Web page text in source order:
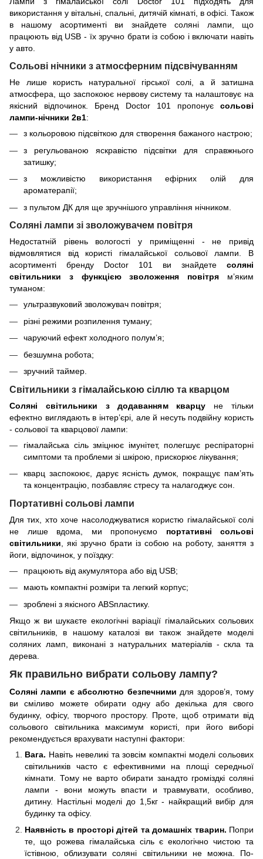
використання у вітальні, спальні, дитячій кімнаті, в офісі. Також
в нашому асортименті ви знайдете соляні лампи, що
працюють від USB - їх зручно брати із собою і включати навіть
у авто.
Сольові нічники з атмосферним підсвічуванням
Не лише користь натуральної гірської солі, а й затишна
атмосфера, що заспокоює нервову систему та налаштовує на
якісний відпочинок. Бренд Doctor101 пропонує сольові
лампи-нічники 2в1:
з кольоровою підсвіткою для створення бажаного настрою;
з регульованою яскравістю підсвітки для справжнього
затишку;
з можливістю використання ефірних олій для
ароматерапії;
з пультом ДК для ще зручнішого управління нічником.
Соляні лампи зі зволожувачем повітря
Недостатній рівень вологості у приміщенні - не привід
відмовлятися від користі гімалайської сольової лампи. В
асортименті бренду Doctor 101 ви знайдете соляні
світильники з функцією зволоження
повітря м’яким
туманом:
ультразвуковий зволожувач повітря;
різні режими розпилення туману;
чаруючий ефект холодного полум’я;
безшумна робота;
зручний таймер.
Світильники з гімалайською сіллю та кварцом
Соляні світильники з додаванням кварцу не тільки
ефектно виглядають в інтер’єрі, але й несуть подвійну користь
- сольової та кварцової лампи:
гімалайська сіль зміцнює імунітет, полегшує респіраторні
симптоми та проблеми зі шкірою, прискорює лікування;
кварц заспокоює, дарує ясність думок, покращує пам’ять
та концентрацію, позбавляє стресу та налагоджує сон.
Портативні сольові лампи
Для тих, хто хоче насолоджуватися користю гімалайської солі
не лише вдома, ми пропонуємо портативні сольові
світильники , які зручно брати із собою на роботу, заняття з
йоги, відпочинок, у поїздку:
працюють від акумулятора або від USB;
мають компактні розміри та легкий корпус;
зроблені з якісного ABSпластику.
Якщо ж ви шукаєте екологічні варіації гімалайських сольових
світильників, в нашому каталозі ви також знайдете моделі
соляних ламп, виконані з натуральних матеріалів - скла та
дерева.
Як правильно вибрати сольову лампу?
Соляні лампи є абсолютно безпечними для здоров’я, тому
ви сміливо можете обирати одну або декілька для свого
будинку, офісу, творчого простору. Проте, щоб отримати від
сольового світильника максимум користі, при його виборі
рекомендується врахувати наступні фактори:
Вага. Навіть невеликі та зовсім компактні моделі сольових
світильників часто є ефективними на площі середньої
кімнати. Тому не варто обирати занадто громіздкі соляні
лампи - вони можуть впасти и травмувати, особливо,
дитину. Настільні моделі до 1,5кг - найкращий вибір для
будинку та офісу.
Наявність в просторі дітей та домашніх тварин. Попри
те, що рожева гімалайська сіль є екологічно чистою та
їстівною, облизувати соляні світильники не можна. По-